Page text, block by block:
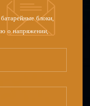
блоки,
о напряжении,